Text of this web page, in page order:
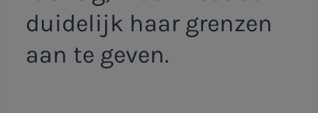
duidelijk haar grenzen
aan te geven.